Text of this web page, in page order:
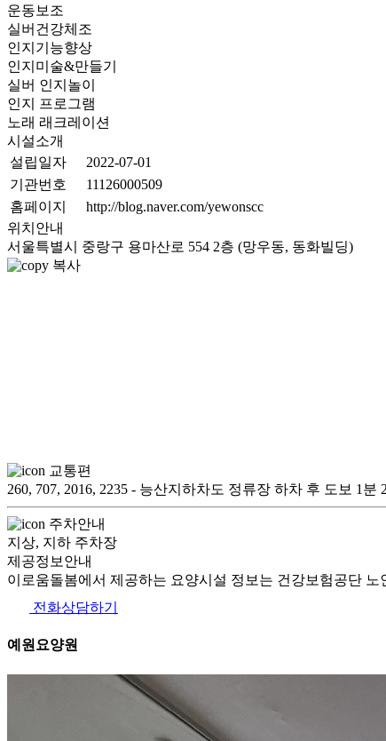
운동보조
실버건강체조
인지기능향상
인지미술&만들기
실버 인지놀이
인지 프로그램
노래 래크레이션
시설소개
설립일자
2022-07-01
기관번호
11126000509
홈페이지
http://blog.naver.com/yewonscc
위치안내
서울특별시 중랑구 용마산로 554 2층 (망우동, 동화빌딩)
복사
교통편
260, 707, 2016, 2235 - 능산지하차도 정류장 하차 후 도보 1
주차안내
지상, 지하 주차장
제공정보안내
이로움돌봄에서 제공하는 요양시설 정보는 건강보험공단
전화상담하기
예원요양원